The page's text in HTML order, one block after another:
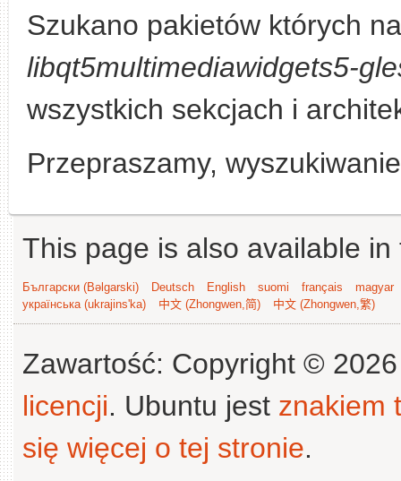
Szukano pakietów których
libqt5multimediawidgets5-
wszystkich sekcjach i
Przepraszamy,
This page is also available
Български (Bəlgarski) Deutsch English suomi français
magyar
українська (ukrajins'ka)
中文 (Zhongwen,简) 中文 (Zhongwen,繁)
Zawartość: Copyright ©
licencji. Ubuntu jest znakiem
się więcej o tej stronie.